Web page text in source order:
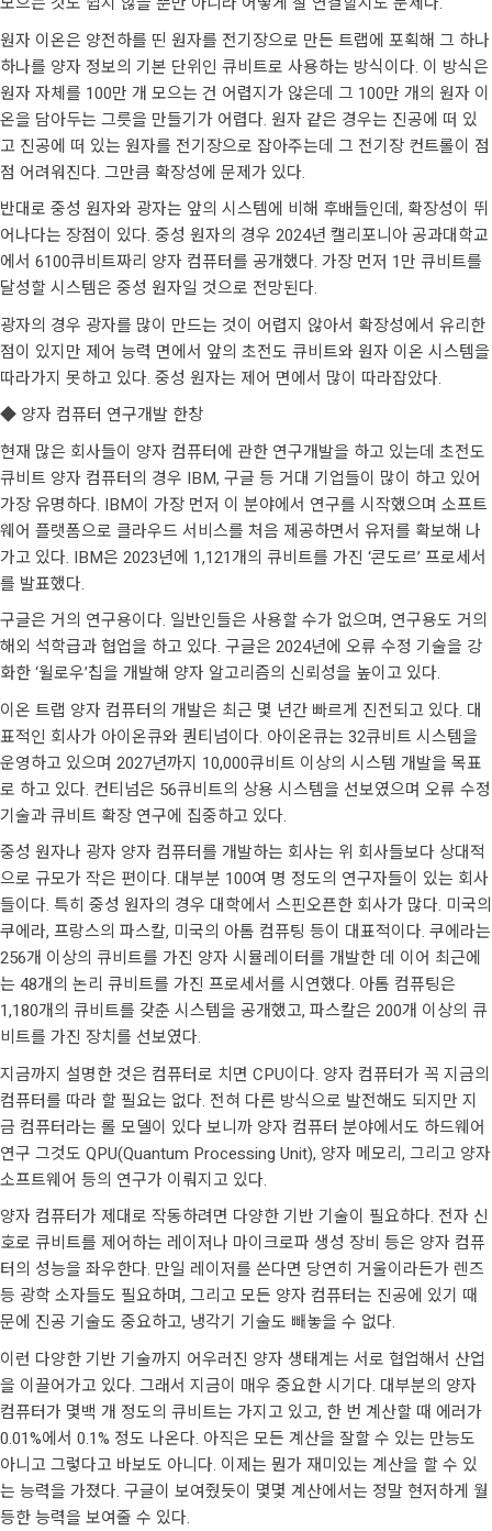
원자 이온은 양전하를 띤 원자를 전기장으로 만든 트랩에 포획해 그 하나
하나를 양자 정보의 기본 단위인 큐비트로 사용하는 방식이다. 이 방식은
원자 자체를 100만 개 모으는 건 어렵지가 않은데 그 100만 개의 원자 이
온을 담아두는 그릇을 만들기가 어렵다. 원자 같은 경우는 진공에 떠 있
고 진공에 떠 있는 원자를 전기장으로 잡아주는데 그 전기장 컨트롤이 점
점 어려워진다. 그만큼 확장성에 문제가 있다.
반대로 중성 원자와 광자는 앞의 시스템에 비해 후배들인데, 확장성이 뛰
어나다는 장점이 있다. 중성 원자의 경우 2024년 캘리포니아 공과대학교
에서 6100큐비트짜리 양자 컴퓨터를 공개했다. 가장 먼저 1만 큐비트를
달성할 시스템은 중성 원자일 것으로 전망된다.
광자의 경우 광자를 많이 만드는 것이 어렵지 않아서 확장성에서 유리한
점이 있지만 제어 능력 면에서 앞의 초전도 큐비트와 원자 이온 시스템을
따라가지 못하고 있다. 중성 원자는 제어 면에서 많이 따라잡았다.
◆ 양자 컴퓨터 연구개발 한창
현재 많은 회사들이 양자 컴퓨터에 관한 연구개발을 하고 있는데 초전도
큐비트 양자 컴퓨터의 경우 IBM, 구글 등 거대 기업들이 많이 하고 있어
가장 유명하다. IBM이 가장 먼저 이 분야에서 연구를 시작했으며 소프트
웨어 플랫폼으로 클라우드 서비스를 처음 제공하면서 유저를 확보해 나
가고 있다. IBM은 2023년에 1,121개의 큐비트를 가진 ‘콘도르’ 프로세서
를 발표했다.
구글은 거의 연구용이다. 일반인들은 사용할 수가 없으며, 연구용도 거의
해외 석학급과 협업을 하고 있다. 구글은 2024년에 오류 수정 기술을 강
화한 ‘윌로우’칩을 개발해 양자 알고리즘의 신뢰성을 높이고 있다.
이온 트랩 양자 컴퓨터의 개발은 최근 몇 년간 빠르게 진전되고 있다. 대
표적인 회사가 아이온큐와 퀀티넘이다. 아이온큐는 32큐비트 시스템을
운영하고 있으며 2027년까지 10,000큐비트 이상의 시스템 개발을 목표
로 하고 있다. 컨티넘은 56큐비트의 상용 시스템을 선보였으며 오류 수정
기술과 큐비트 확장 연구에 집중하고 있다.
중성 원자나 광자 양자 컴퓨터를 개발하는 회사는 위 회사들보다 상대적
으로 규모가 작은 편이다. 대부분 100여 명 정도의 연구자들이 있는 회사
들이다. 특히 중성 원자의 경우 대학에서 스핀오픈한 회사가 많다. 미국의
쿠에라, 프랑스의 파스칼, 미국의 아톰 컴퓨팅 등이 대표적이다. 쿠에라는
256개 이상의 큐비트를 가진 양자 시뮬레이터를 개발한 데 이어 최근에
는 48개의 논리 큐비트를 가진 프로세서를 시연했다. 아톰 컴퓨팅은
1,180개의 큐비트를 갖춘 시스템을 공개했고, 파스칼은 200개 이상의 큐
비트를 가진 장치를 선보였다.
지금까지 설명한 것은 컴퓨터로 치면 CPU이다. 양자 컴퓨터가 꼭 지금의
컴퓨터를 따라 할 필요는 없다. 전혀 다른 방식으로 발전해도 되지만 지
금 컴퓨터라는 롤 모델이 있다 보니까 양자 컴퓨터 분야에서도 하드웨어
연구 그것도 QPU(Quantum Processing Unit), 양자 메모리, 그리고 양자
소프트웨어 등의 연구가 이뤄지고 있다.
양자 컴퓨터가 제대로 작동하려면 다양한 기반 기술이 필요하다. 전자 신
호로 큐비트를 제어하는 레이저나 마이크로파 생성 장비 등은 양자 컴퓨
터의 성능을 좌우한다. 만일 레이저를 쓴다면 당연히 거울이라든가 렌즈
등 광학 소자들도 필요하며, 그리고 모든 양자 컴퓨터는 진공에 있기 때
문에 진공 기술도 중요하고, 냉각기 기술도 빼놓을 수 없다.
이런 다양한 기반 기술까지 어우러진 양자 생태계는 서로 협업해서 산업
을 이끌어가고 있다. 그래서 지금이 매우 중요한 시기다. 대부분의 양자
컴퓨터가 몇백 개 정도의 큐비트는 가지고 있고, 한 번 계산할 때 에러가
0.01%에서 0.1% 정도 나온다. 아직은 모든 계산을 잘할 수 있는 만능도
아니고 그렇다고 바보도 아니다. 이제는 뭔가 재미있는 계산을 할 수 있
는 능력을 가졌다. 구글이 보여줬듯이 몇몇 계산에서는 정말 현저하게 월
등한 능력을 보여줄 수 있다.